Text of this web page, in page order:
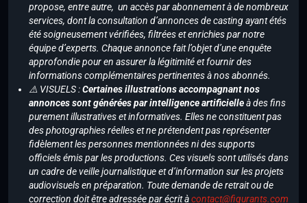
propose, entre autre, un accès par abonnement à de nombreux
services, dont la consultation d’annonces de casting ayant étés
été soigneusement vérifiées, filtrées et enrichies par notre
équipe d’experts. Chaque annonce fait l’objet d’une enquête
approfondie pour en assurer la légitimité et fournir des
informations complémentaires pertinentes à nos abonnés.
⚠️ VISUELS :Certaines illustrations accompagnant nos
annonces sont générées par intelligence artificielleà des fins
purement illustratives et informatives. Elles ne constituent pas
des photographies réelles et ne prétendent pas représenter
fidèlement les personnes mentionnées ni des supports
officiels émis par les productions. Ces visuels sont utilisés dans
un cadre de veille journalistique et d’information sur les projets
audiovisuels en préparation. Toute demande de retrait ou de
correction doit être adressée par écrit àcontact@figurants.com